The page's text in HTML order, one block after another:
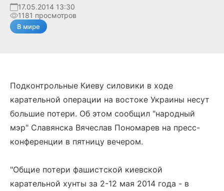
17.05.2014 13:30
1181 просмотров
В мире
Подконтрольные Киеву силовики в ходе
карательной операции на востоке Украины несут
большие потери. Об этом сообщил "народный
мэр" Славянска Вячеслав Пономарев на пресс-
конференции в пятницу вечером.
"Общие потери фашистской киевской
карательной хунты за 2-12 мая 2014 года - в